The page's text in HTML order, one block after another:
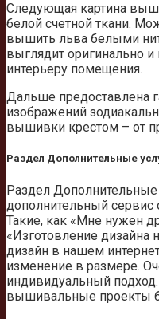
Следующая картина
белой счетной ткани.
вышить льва белыми
выглядит оригинально и
интерьеру помещения.
Дальше предоставлена
изображений
вышивки крестом – от
Раздел Дополнительные
Раздел Дополнительные
дополнительный сервис
Такие, как «Мне нужен
«Изготовление дизайна
дизайн в нашем
изменение в размере.
индивидуальный
вышивальные проекты